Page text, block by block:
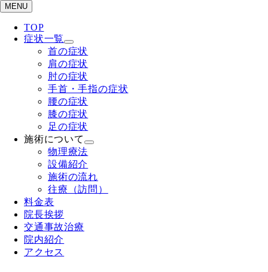
MENU
TOP
症状一覧
首の症状
肩の症状
肘の症状
手首・手指の症状
腰の症状
膝の症状
足の症状
施術について
物理療法
設備紹介
施術の流れ
往療（訪問）
料金表
院長挨拶
交通事故治療
院内紹介
アクセス